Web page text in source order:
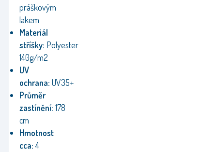
práškovým
lakem
Materiál
stříšky: Polyester
140g/m2
UV
ochrana: UV35+
Průměr
zastínění: 178
cm
Hmotnost
cca:4